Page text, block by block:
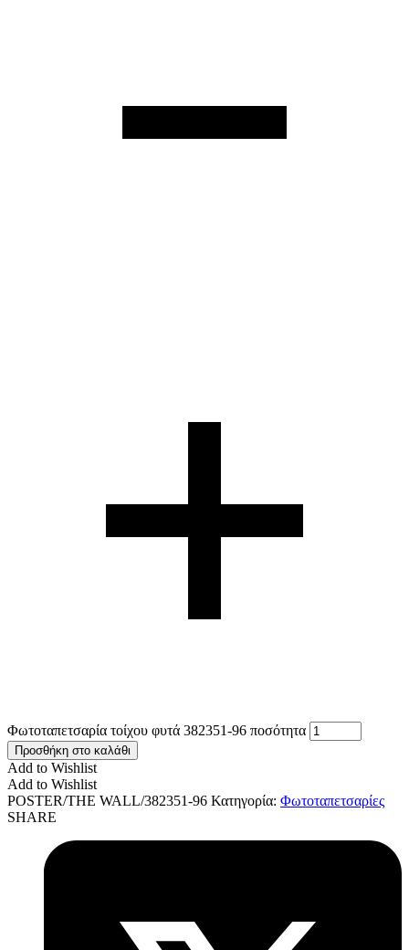
Φωτοταπετσαρία τοίχου φυτά 382351-96 ποσότητα
Προσθήκη στο καλάθι
Add to Wishlist
Add to Wishlist
POSTER/THE WALL/382351-96 Κατηγορία: Φωτοταπετσαρίες
SHARE